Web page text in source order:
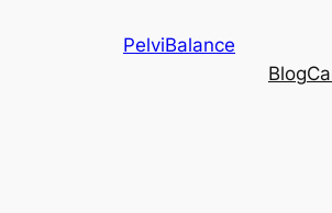
PelviBalance
Blog